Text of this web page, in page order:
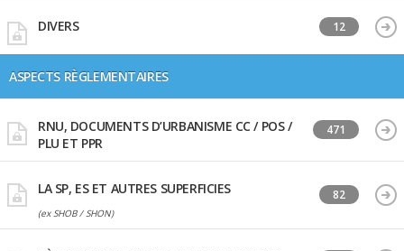
DIVERS 12
ASPECTS RÈGLEMENTAIRES
RNU, DOCUMENTS D’URBANISME CC / POS /
PLU ET PPR
471
LA SP, ES ET AUTRES SUPERFICIES
(ex SHOB / SHON)
82